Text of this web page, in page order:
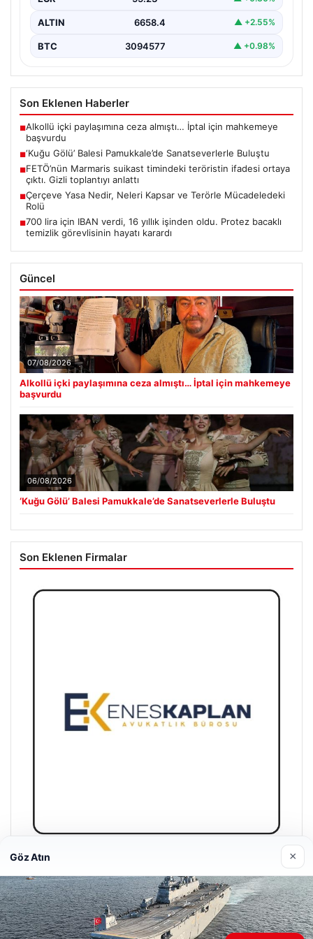
ALTIN 6658.4 ▲ +2.55%
BTC 3094577 ▲ +0.98%
Son Eklenen Haberler
■Alkollü içki paylaşımına ceza almıştı… İptal için mahkemeye
başvurdu
■‘Kuğu Gölü’ Balesi Pamukkale’de Sanatseverlerle Buluştu
■FETÖ’nün Marmaris suikast timindeki teröristin ifadesi ortaya
çıktı. Gizli toplantıyı anlattı
■Çerçeve Yasa Nedir, Neleri Kapsar ve Terörle Mücadeledeki
Rolü
■700 lira için IBAN verdi, 16 yıllık işinden oldu. Protez bacaklı
temizlik görevlisinin hayatı karardı
Güncel
07/08/2026
Alkollü içki paylaşımına ceza almıştı… İptal için mahkemeye
başvurdu
06/08/2026
‘Kuğu Gölü’ Balesi Pamukkale’de Sanatseverlerle Buluştu
Son Eklenen Firmalar
Enes Kaplan Avukatlık Bürosu
28/04/2026
Göz Atın ×